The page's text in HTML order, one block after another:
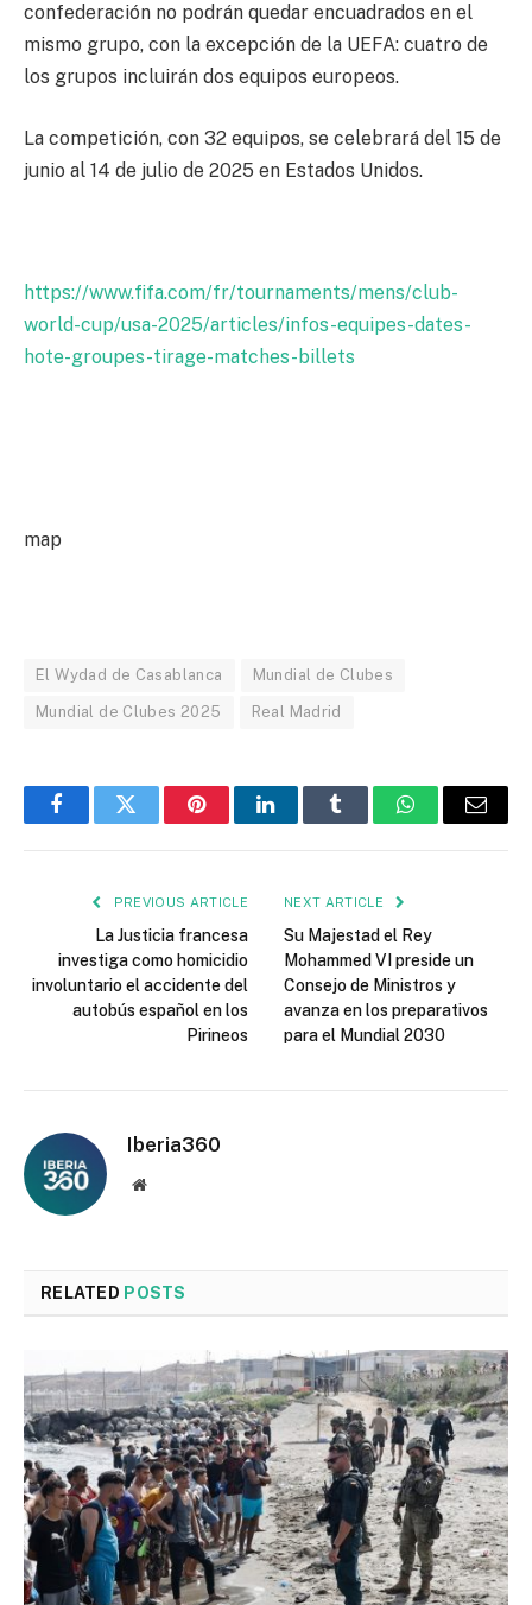
confederación no podrán quedar encuadrados en el
mismo grupo, con la excepción de la UEFA: cuatro de
los grupos incluirán dos equipos europeos.
La competición, con 32 equipos, se celebrará del 15 de
junio al 14 de julio de 2025 en Estados Unidos.
https://www.fifa.com/fr/tournaments/mens/club-
world-cup/usa-2025/articles/infos-equipes-dates-
hote-groupes-tirage-matches-billets
map
El Wydad de Casablanca Mundial de Clubes
Mundial de Clubes 2025 Real Madrid
FacebookTwitter PinterestLinkedInTumblr WhatsAppEmail
PREVIOUS ARTICLE
La Justicia francesa
investiga como homicidio
involuntario el accidente del
autobús español en los
Pirineos
NEXT ARTICLE
Su Majestad el Rey
Mohammed VI preside un
Consejo de Ministros y
avanza en los preparativos
para el Mundial 2030
Iberia360
Website
RELATED POSTS